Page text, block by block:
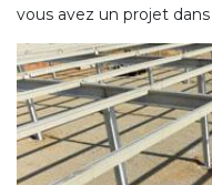
vous avez un projet